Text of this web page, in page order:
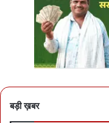
बड़ी ख़बर